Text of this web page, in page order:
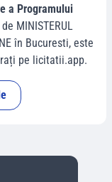
a Programului
MINISTERUL
în Bucuresti, este
pe licitatii.app.